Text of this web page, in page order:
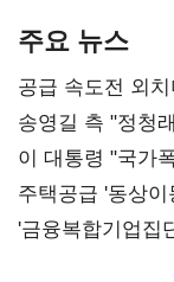
주요 뉴스
공급 속도전 외
리모델링' 제안
송영길 측 "정청
총선 지휘 못해"
이 대통령 "국가
진실 밝혀야"
주택공급 '동상
'금융복합기업집